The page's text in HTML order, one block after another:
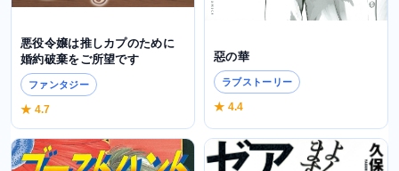
悪役令嬢は推しカプのために
婚約破棄をご所望です
ファンタジー
★ 4.7
惡の華
ラブストーリー
★ 4.4